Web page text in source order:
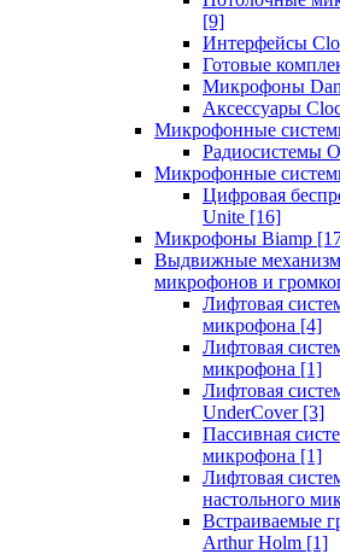
[9]
Интерфейсы
Готовые
Микрофоны
Аксессуары
Микрофонные
Радиосистемы
Микрофонные
Цифровая
Unite [16]
Микрофоны Biamp
Выдвижные
микрофонов и
Лифтовая
микрофона [4]
Лифтовая
микрофона [1]
Лифтовая
UnderCover [3]
Пассивная
микрофона [1]
Лифтовая
настольного
Встраиваемые
Arthur Holm [1]